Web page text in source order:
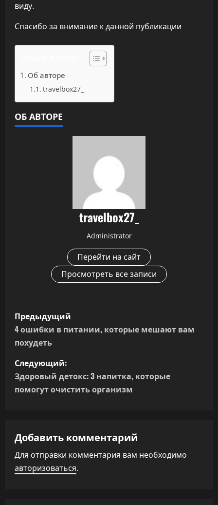
виду.
Спасибо за внимание к данной публикации
Об авторе
travelbox27_
ОБ АВТОРЕ
travelbox27_
Administrator
Перейти на сайт
Просмотреть все записи
Н
а
в
и
г
ц
и
я
Предыдущий
4 ошибки в питании, которые мешают вам
похудеть
Следующий:
Здоровый детокс: 3 напитка, которые
помогут очистить организм
Добавить комментарий
Для отправки комментария вам необходимо
авторизоваться.